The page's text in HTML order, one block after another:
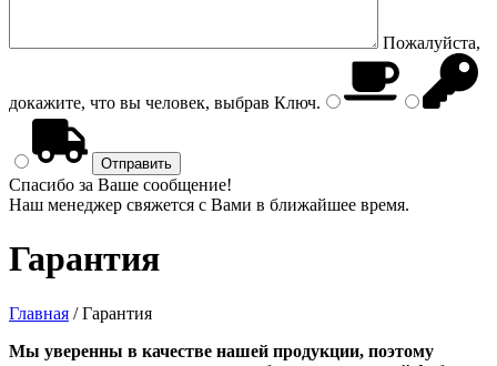
Пожалуйста,
докажите, что вы человек, выбрав Ключ.
Спасибо за Ваше сообщение!
Наш менеджер свяжется с Вами в ближайшее время.
Гарантия
Главная /Гарантия
Мы уверенны в качестве нашей продукции, поэтому